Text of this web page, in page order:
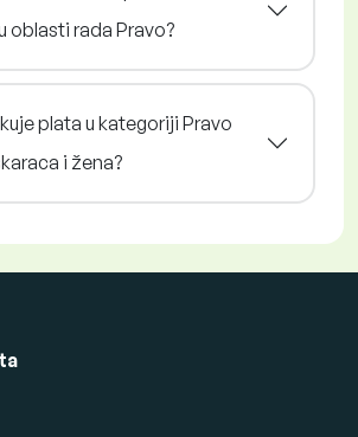
oblasti rada Pravo?
plata u kategoriji Pravo
i žena?